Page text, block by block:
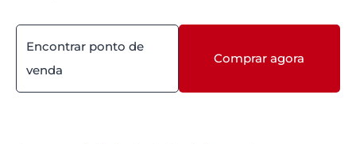
Encontrar ponto de
venda
Comprar agora